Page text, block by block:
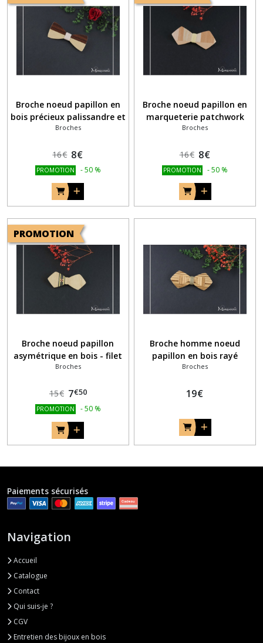
Broche noeud papillon en
bois précieux palissandre et
érable
Broches
16€ 8€
PROMOTION -50 %
Broche noeud papillon en
marqueterie patchwork
mosaïque de bois
Broches
16€ 8€
PROMOTION -50 %
PROMOTION
Broche noeud papillon
asymétrique en bois - filet
de marqueterie
Broches
15€ 7€50
PROMOTION -50 %
Broche homme noeud
papillon en bois rayé
Broches
19€
Paiements sécurisés
Navigation
Accueil
Catalogue
Contact
Qui suis-je ?
CGV
Entretien des bijoux en bois